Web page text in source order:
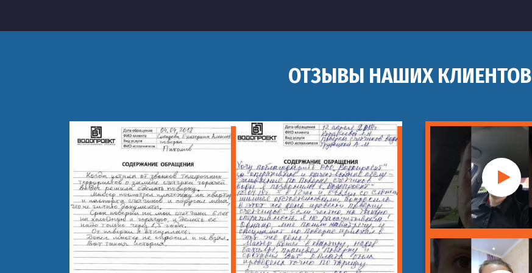
20 Устранение засоров в частном доме
23 Прочистка канализации в кафе
Гидродинамическая прочистка канализации в кафе
25 Гидродинамическая прочистка канализации
26 Устранение сложных засоров с применением спецоборудования
27 Устранение засора с применением гидродинамического оборудования
ОТЗЫВЫ НАШИХ КЛИЕНТОВ